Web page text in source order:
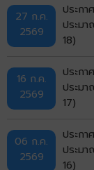
27 ก.ค.
2569
ประกา
ประม
18)
16 ก.ค.
2569
ประกา
ประม
17)
06 ก.ค.
2569
ประกา
ประม
16)